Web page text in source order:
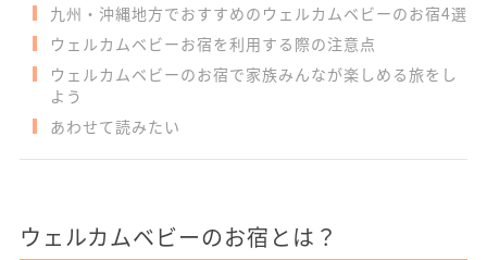
九州・沖縄地方でおすすめのウェルカムベビーのお宿4選
ウェルカムベビーお宿を利用する際の注意点
ウェルカムベビーのお宿で家族みんなが楽しめる旅をし
よう
あわせて読みたい
ウェルカムベビーのお宿とは？